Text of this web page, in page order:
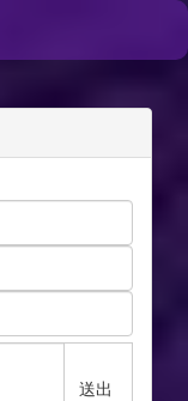
送出